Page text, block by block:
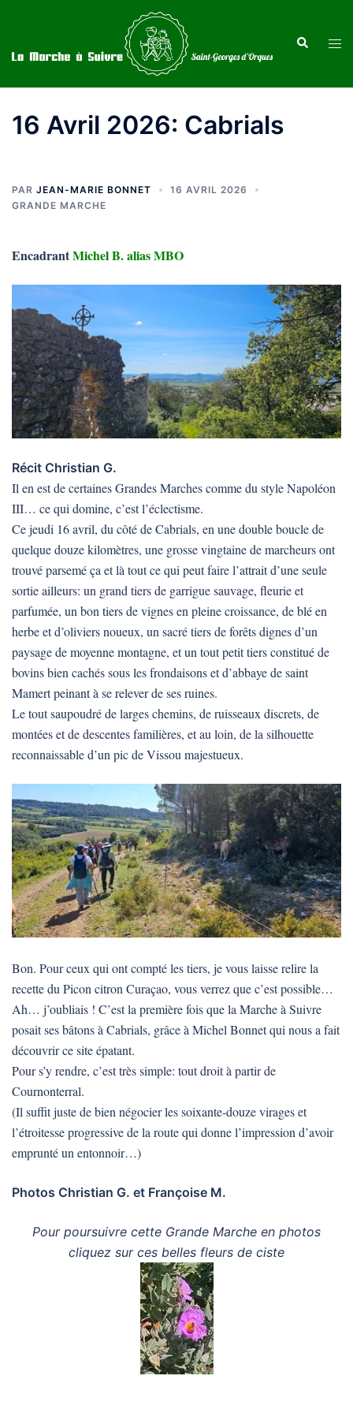
contenu
16 Avril 2026: Cabrials
PAR JEAN-MARIE BONNET
16 AVRIL 2026
GRANDE MARCHE
EncadrantMichel B. alias MBO
Récit Christian G.
Il en est de certaines Grandes Marches comme du style Napoléon
III… ce qui domine, c’est l’éclectisme.
Ce jeudi 16 avril, du côté de Cabrials, en une double boucle de
quelque douze kilomètres, une grosse vingtaine de marcheurs ont
trouvé parsemé ça et là tout ce qui peut faire l’attrait d’une seule
sortie ailleurs: un grand tiers de garrigue sauvage, fleurie et
parfumée, un bon tiers de vignes en pleine croissance, de blé en
herbe et d’oliviers noueux, un sacré tiers de forêts dignes d’un
paysage de moyenne montagne, et un tout petit tiers constitué de
bovins bien cachés sous les frondaisons et d’abbaye de saint
Mamert peinant à se relever de ses ruines.
Le tout saupoudré de larges chemins, de ruisseaux discrets, de
montées et de descentes familières, et au loin, de la silhouette
reconnaissable d’un pic de Vissou majestueux.
Bon. Pour ceux qui ont compté les tiers, je vous laisse relire la
recette du Picon citron Curaçao, vous verrez que c’est possible…
Ah… j’oubliais ! C’est la première fois que la Marche à Suivre
posait ses bâtons à Cabrials, grâce à Michel Bonnet qui nous a fait
découvrir ce site épatant.
Pour s’y rendre, c’est très simple: tout droit à partir de
Cournonterral.
(Il suffit juste de bien négocier les soixante-douze virages et
l’étroitesse progressive de la route qui donne l’impression d’avoir
emprunté un entonnoir…)
Photos Christian G. et Françoise M.
Pour poursuivre cette Grande Marche en photos
cliquez sur ces belles fleurs de ciste